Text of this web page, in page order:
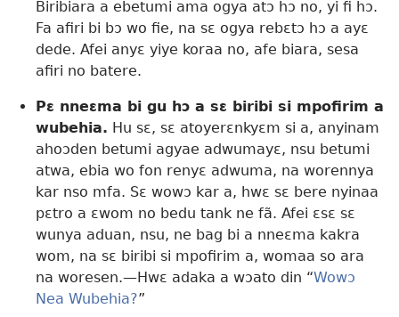
Biribiara a ebetumi ama ogya atɔ hɔ no, yi fi hɔ.
Fa afiri bi bɔ wo fie, na sɛ ogya rebɛtɔ hɔ a ayɛ
dede. Afei anyɛ yiye koraa no, afe biara, sesa
afiri no batere.
Pɛ nneɛma bi gu hɔ a sɛ biribi si mpofirim a
wubehia. Hu sɛ, sɛ atoyerɛnkyɛm si a, anyinam
ahoɔden betumi agyae adwumayɛ, nsu betumi
atwa, ebia wo fon renyɛ adwuma, na worennya
kar nso mfa. Sɛ wowɔ kar a, hwɛ sɛ bere nyinaa
pɛtro a ɛwom no bedu tank ne fã. Afei ɛsɛ sɛ
wunya aduan, nsu, ne bag bi a nneɛma kakra
wom, na sɛ biribi si mpofirim a, womaa so ara
na woresen.—Hwɛ adaka a wɔato din “Wowɔ
Nea Wubehia?”